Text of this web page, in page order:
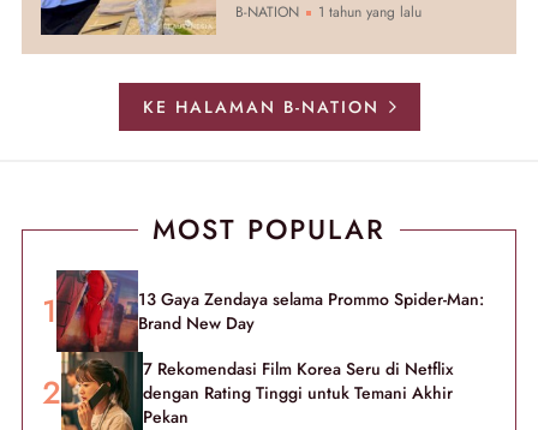
B-NATION 1 tahun yang lalu
KE HALAMAN B-NATION
MOST POPULAR
13 Gaya Zendaya selama Prommo Spider-Man:
Brand New Day
7 Rekomendasi Film Korea Seru di Netflix
dengan Rating Tinggi untuk Temani Akhir
Pekan